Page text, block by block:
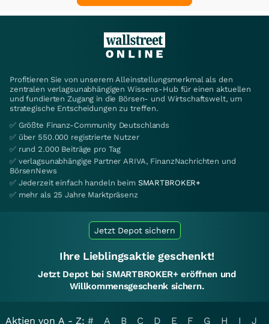
Profitieren Sie von unserem Alleinstellungsmerkmal als den
zentralen verlagsunabhängigen Wissens-Hub für einen aktuellen
und fundierten Zugang in die Börsen- und Wirtschaftswelt, um
strategische Entscheidungen zu treffen.
✅ Größte Finanz-Community Deutschlands
✅ über 550.000 registrierte Nutzer
✅ rund 2.000 Beiträge pro Tag
✅ verlagsunabhängige Partner ARIVA, FinanzNachrichten und
BörsenNews
✅ Jederzeit einfach handeln beim SMARTBROKER+
✅ mehr als 25 Jahre Marktpräsenz
Jetzt Depot sichern
Ihre Lieblingsaktie geschenkt!
Jetzt Depot bei SMARTBROKER+ eröffnen und
Willkommensgeschenk sichern.
Aktien von A - Z: # A B C D E F G H I
J